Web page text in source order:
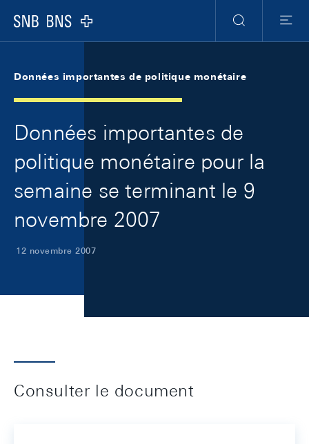
Logo
RechercheMenu
Données importantes de politique monétaire
Données importantes de
politique monétaire pour la
semaine se terminant le 9
novembre 2007
12 novembre 2007
Consulter le document